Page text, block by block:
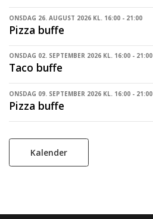
ONSDAG 26. AUGUST 2026 KL. 16:00 - 21:00
Pizza buffe
ONSDAG 02. SEPTEMBER 2026 KL. 16:00 - 21:00
Taco buffe
ONSDAG 09. SEPTEMBER 2026 KL. 16:00 - 21:00
Pizza buffe
Kalender